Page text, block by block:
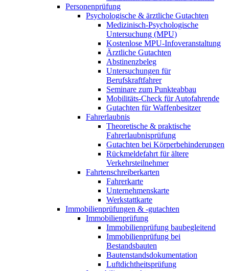
Personenprüfung
Psychologische & ärztliche Gutachten
Medizinisch-Psychologische
Untersuchung (MPU)
Kostenlose MPU-Infoveranstaltung
Ärztliche Gutachten
Abstinenzbeleg
Untersuchungen für
Berufskraftfahrer
Seminare zum Punkteabbau
Mobilitäts-Check für Autofahrende
Gutachten für Waffenbesitzer
Fahrerlaubnis
Theoretische & praktische
Fahrerlaubnisprüfung
Gutachten bei Körperbehinderungen
Rückmeldefahrt für ältere
Verkehrsteilnehmer
Fahrtenschreiberkarten
Fahrerkarte
Unternehmenskarte
Werkstattkarte
Immobilienprüfungen & -gutachten
Immobilienprüfung
Immobilienprüfung baubegleitend
Immobilienprüfung bei
Bestandsbauten
Bautenstandsdokumentation
Luftdichtheitsprüfung